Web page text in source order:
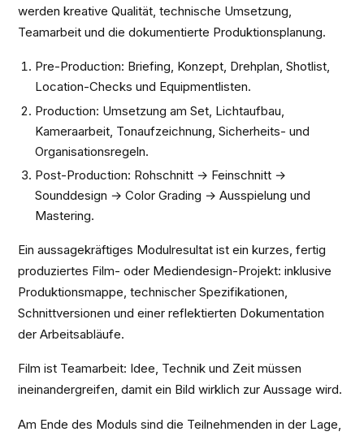
werden kreative Qualität, technische Umsetzung,
Teamarbeit und die dokumentierte Produktionsplanung.
Pre-Production: Briefing, Konzept, Drehplan, Shotlist,
Location-Checks und Equipmentlisten.
Production: Umsetzung am Set, Lichtaufbau,
Kameraarbeit, Tonaufzeichnung, Sicherheits- und
Organisationsregeln.
Post-Production: Rohschnitt → Feinschnitt →
Sounddesign → Color Grading → Ausspielung und
Mastering.
Ein aussagekräftiges Modulresultat ist ein kurzes, fertig
produziertes Film- oder Mediendesign-Projekt: inklusive
Produktionsmappe, technischer Spezifikationen,
Schnittversionen und einer reflektierten Dokumentation
der Arbeitsabläufe.
Film ist Teamarbeit: Idee, Technik und Zeit müssen
ineinandergreifen, damit ein Bild wirklich zur Aussage wird.
Am Ende des Moduls sind die Teilnehmenden in der Lage,